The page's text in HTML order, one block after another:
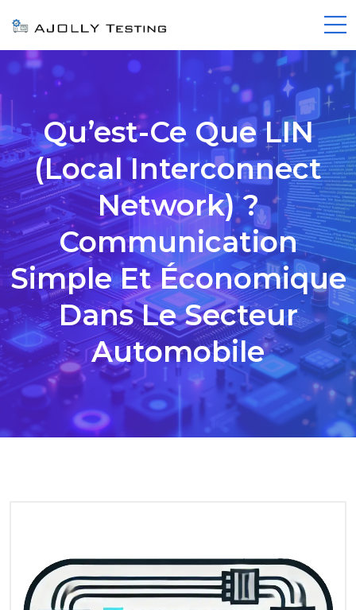
Qu’est-Ce Que LIN
(Local Interconnect
Network) ?
Communication
Simple Et Économique
Dans Le Secteur
Automobile